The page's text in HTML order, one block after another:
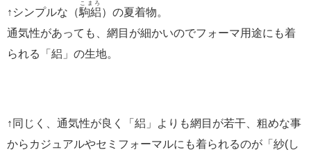
↑シンプルな（駒絽
こまろ
）の夏着物。
通気性があっても、網目が細かいのでフォーマ用途にも着
られる「絽」の生地。
↑同じく、通気性が良く「絽」よりも網目が若干、粗めな事
からカジュアルやセミフォーマルにも着られるのが「紗(し